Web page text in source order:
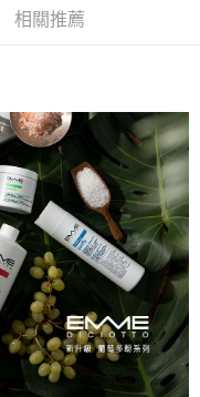
成結帳。
的連結，可透過四大超商／
交易完成。
若您需要取消訂單，請聯絡
為有效，需透過AFTEE先享
頁面顯示為準，若有關於
，請聯繫「AFTEE先享後付
support/home
先享後付」服務完成之交
將交易相關給付款項請求債
相關推薦